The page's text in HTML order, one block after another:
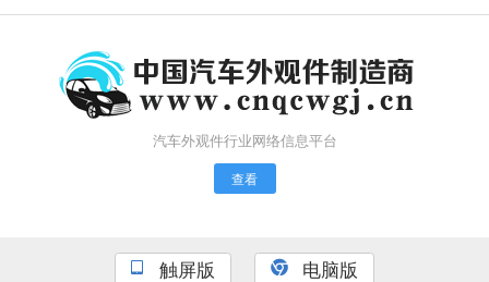
汽车外观件行业网络信息平台
查看
触屏版 电脑版